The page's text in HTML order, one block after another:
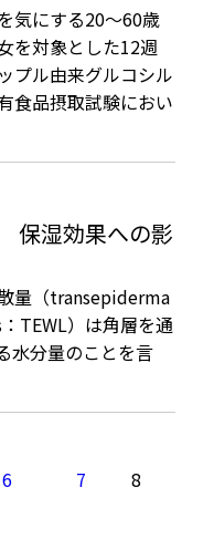
気にする20～60歳
を対象とした12週
プル由来グルコシル
食品摂取試験におい
保湿効果への影
量（transepiderma
TEWL）は角層を通
水分量のことを言
6 7 8